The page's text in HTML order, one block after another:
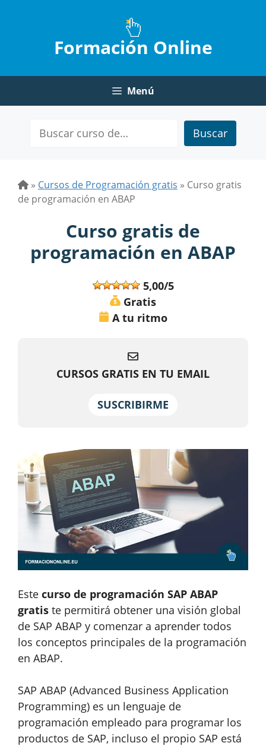
Formación Online
Menú
Buscar
» Cursos de Programación gratis » Curso gratis
de programación en ABAP
Curso gratis de
programación en ABAP
5,00/5
Gratis
A tu ritmo
CURSOS GRATIS EN TU EMAIL
SUSCRIBIRME
Este curso de programación SAP ABAP
gratis te permitirá obtener una visión global
de SAP ABAP y comenzar a aprender todos
los conceptos principales de la programación
en ABAP.
SAP ABAP (Advanced Business Application
Programming) es un lenguaje de
programación empleado para programar los
productos de SAP, incluso el propio SAP está